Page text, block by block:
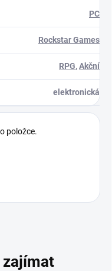
PC
Rockstar Games
RPG,Akční
elektronická
položce.
zajímat